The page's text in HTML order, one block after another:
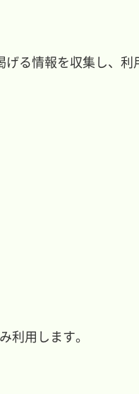
る情報を収集し、利
利用します。